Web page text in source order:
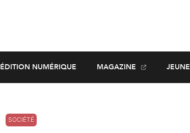
ÉDITION NUMÉRIQUE MAGAZINE
SOCIÉTÉ